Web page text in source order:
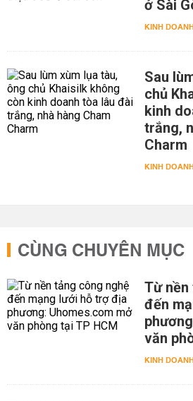
ở Sài
KINH
Sau
chủ
kinh
trắng,
Charm
KINH
CÙNG CHUYÊN MỤC
Từ nền
đến
văn
KINH